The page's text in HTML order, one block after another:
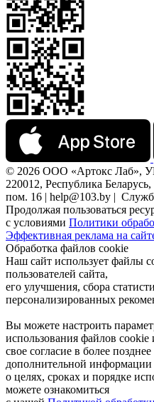
© 2026 ООО «Артокс Лаб»,
220012, Республика
пом. 16 | help@103.by |
Продолжая пользоваться
с условиями Политики
Эффективная реклама на
Обработка файлов cookie
Наш сайт использует файлы
пользователей сайта,
его улучшения, сбора
персонализированных
Вы можете настроить
использования файлов cookie
свое согласие в более
дополнительной информации
о целях, сроках и порядке
можете ознакомиться